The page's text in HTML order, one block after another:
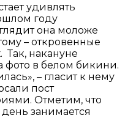
удивлять
году
она моложе
– откровенные
Так, накануне
фото в белом бикини.
– гласит к нему
пост
Отметим, что
занимается